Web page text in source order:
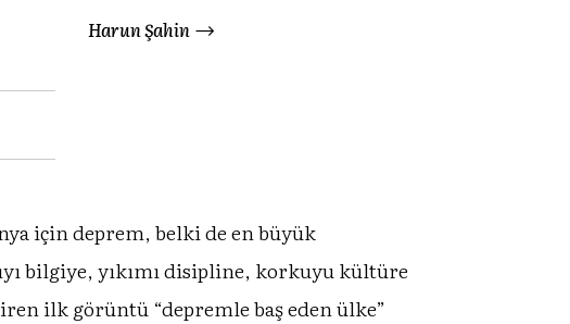
Harun Şahin
için deprem, belki de en büyük
bilgiye, yıkımı disipline, korkuyu kültüre
ilk görüntü “depremle baş eden ülke”